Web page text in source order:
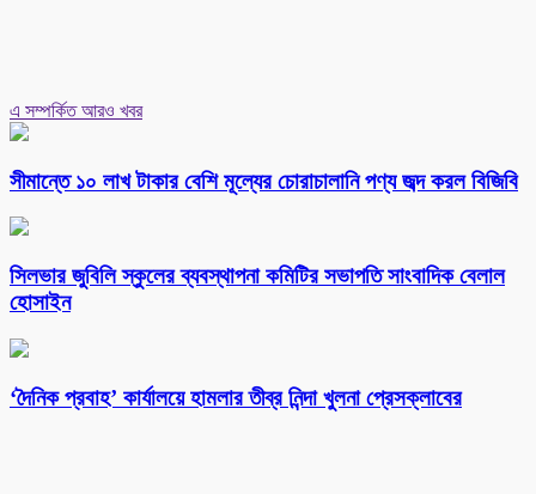
এ সম্পর্কিত আরও খবর
সীমান্তে ১০ লাখ টাকার বেশি মূল্যের চোরাচালানি পণ্য জব্দ করল বিজিবি
সিলভার জুবিলি স্কুলের ব্যবস্থাপনা কমিটির সভাপতি সাংবাদিক বেলাল
হোসাইন
‘দৈনিক প্রবাহ’ কার্যালয়ে হামলার তীব্র নিন্দা খুলনা প্রেসক্লাবের